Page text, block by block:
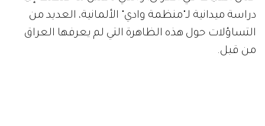
دراسة ميدانية لـ"منظمة وادي" الألمانية، العديد من
التساؤلات حول هذه الظاهرة التي لم يعرفها العراق
من قبل.